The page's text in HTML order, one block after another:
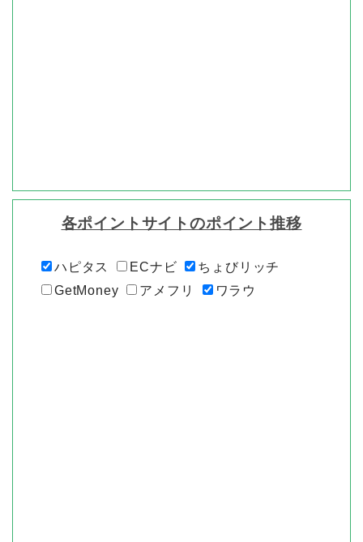
各ポイントサイトのポイント推移
ハピタス ECナビ
ちょびリッチ
GetMoney
アメフリ ワラウ